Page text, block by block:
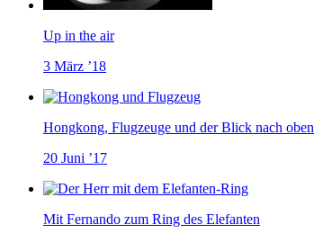
Up in the air
3 März ’18
Hongkong, Flugzeuge und der Blick nach oben
20 Juni ’17
Mit Fernando zum Ring des Elefanten